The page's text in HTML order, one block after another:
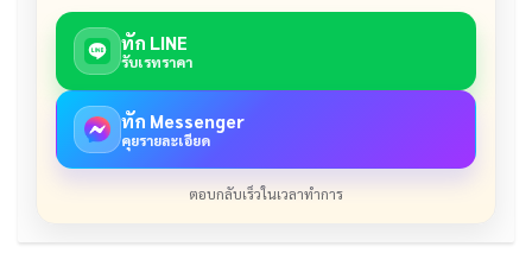
ทัก LINE
รับเรทราคา
ทัก Messenger
คุยรายละเอียด
ตอบกลับเร็วในเวลาทำการ